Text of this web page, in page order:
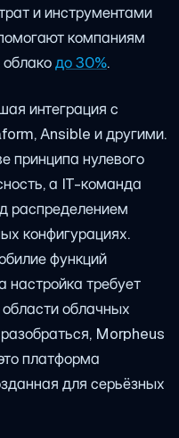
и инструментами
компаниям
до 30%.
интеграция с
Ansible и другими.
принципа нулевого
а IT-команда
распределением
конфигурациях.
функций
настройка требует
облачных
Morpheus
платформа
для серьёзных